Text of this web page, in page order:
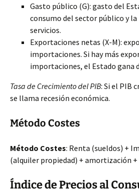
Gasto público (G): gasto del
consumo del sector público y
servicios.
Exportaciones netas (X-M):
importaciones. Si hay más
importaciones, el Estado gana
Tasa de Crecimiento del PIB: Si el PIB
se llama recesión económica.
Método Costes
Método Costes: Renta (sueldos) +
(alquiler propiedad) + amortización +
Índice de Precios al